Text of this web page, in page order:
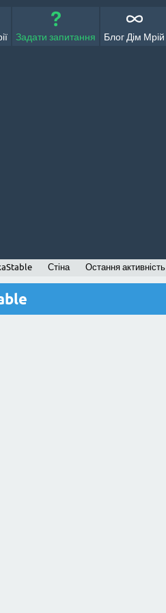
Задати запитання Блог Дім Мрій
Стіна Остання активність